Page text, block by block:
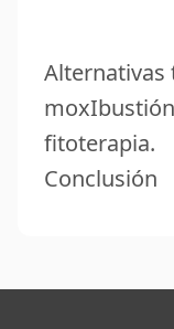
Alternativas
fitoterapia.
Conclusión